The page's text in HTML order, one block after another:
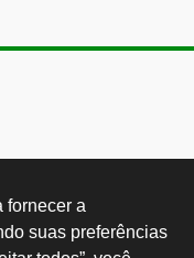
fornecer a
suas preferências